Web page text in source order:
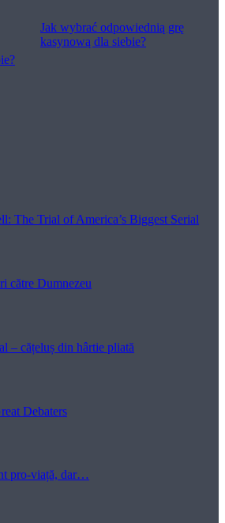
Jak wybrać odpowiednią grę
kasynową dla siebie?
The Trial of America’s Biggest Serial
către Dumnezeu
– cățeluș din hârtie pliată
Debaters
pro-viață, dar…